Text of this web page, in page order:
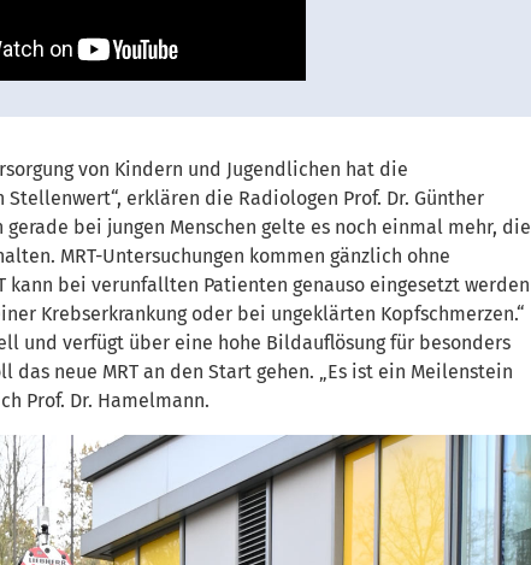
von Kindern und Jugendlichen hat die
erklären die Radiologen Prof. Dr. Günther
bei jungen Menschen gelte es noch einmal mehr, die
MRT-Untersuchungen kommen gänzlich ohne
kann bei verunfallten Patienten genauso eingesetzt werden
Krebserkrankung oder bei ungeklärten Kopfschmerzen.“
und verfügt über eine hohe Bildauflösung für besonders
das neue MRT an den Start gehen. „Es ist ein Meilenstein
Prof. Dr. Hamelmann.